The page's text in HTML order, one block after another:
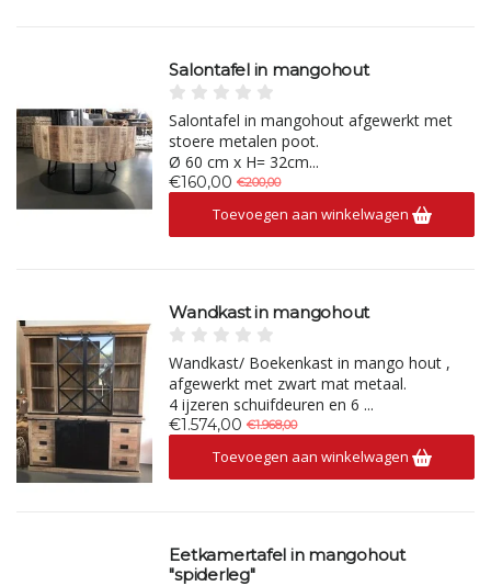
Salontafel in mangohout
Salontafel in mangohout afgewerkt met
stoere metalen poot.
Ø 60 cm x H= 32cm...
€160,00 €200,00
Toevoegen aan winkelwagen
Wandkast in mangohout
Wandkast/ Boekenkast in mango hout ,
afgewerkt met zwart mat metaal.
4 ijzeren schuifdeuren en 6 ...
€1.574,00 €1.968,00
Toevoegen aan winkelwagen
Eetkamertafel in mangohout
"spiderleg"